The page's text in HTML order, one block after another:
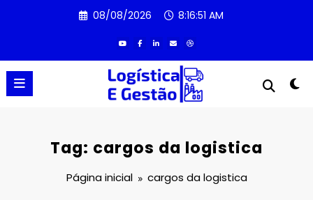
08/08/2026 8:16:51 AM
Tag: cargos da logistica
Página inicial cargos da logistica